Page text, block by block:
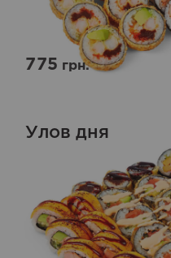
775грн.
Улов дня